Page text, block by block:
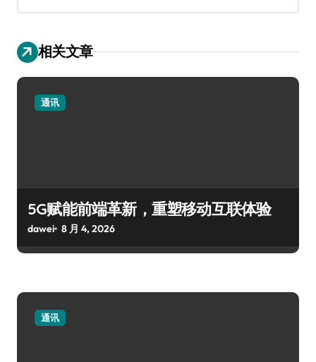
相关文章
通讯
5G赋能前端革新，重塑移动互联体验
dawei 8 月 4, 2026
通讯